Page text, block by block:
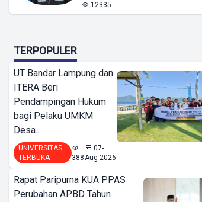
12335
TERPOPULER
UT Bandar Lampung dan
ITERA Beri
Pendampingan Hukum
bagi Pelaku UMKM
Desa...
UNIVERSITAS
TERBUKA
388
07-
Aug-2026
Rapat Paripurna KUA PPAS
Perubahan APBD Tahun